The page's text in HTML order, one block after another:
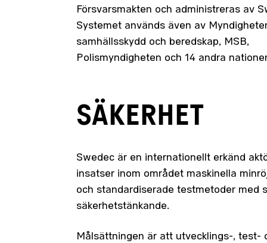
Försvarsmakten och administreras av
Systemet används även av
samhällsskydd och beredskap, MSB,
Polismyndigheten och 14 andra
SÄKERHET
Swedec är en internationellt erkänd
insatser inom området maskinella
och standardiserade testmetoder med
säkerhetstänkande.
Målsättningen är att utvecklings-, test-